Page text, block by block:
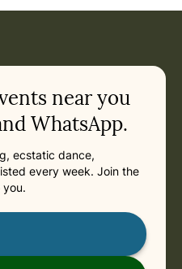
near you
WhatsApp.
ecstatic dance,
every week. Join the
you.